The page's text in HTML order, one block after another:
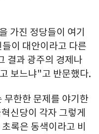
가진 정당들이 여기
이 대안이라고 다른
결과 광주의 경제나
보느냐"고 반문했다.
무한한 문제를 야기한
신당이 각자 그렇게
록은 동색이라고 비